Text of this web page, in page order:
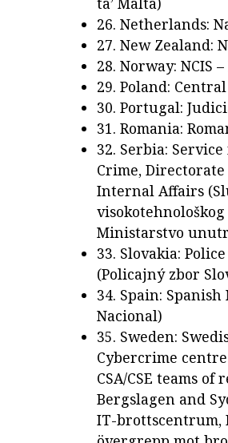
26. Netherlands:
27. New Zealand:
28. Norway: NCIS
29. Poland:
30. Portugal:
31. Romania:
32. Serbia:
Crime,
Internal Affairs
Ministarstvo
33. Slovakia:
(Policajný zbor
34. Spain:
Nacional)
35. Sweden:
Cybercrime centre
CSA/CSE teams
Bergslagen and
IT-brottscentrum,